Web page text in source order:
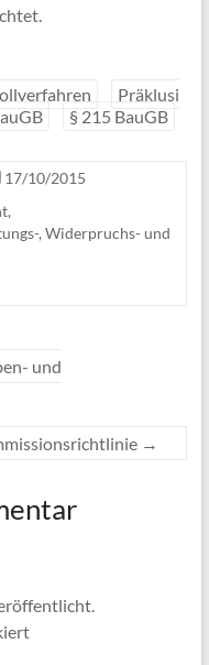
Präklusi
§ 215 BauGB
17/10/2015
, Widerpruchs- und
und
→